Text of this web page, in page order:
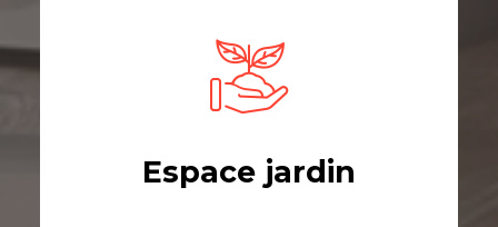
Espace jardin